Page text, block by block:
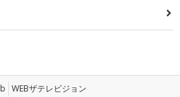
WEBザテレビジョン